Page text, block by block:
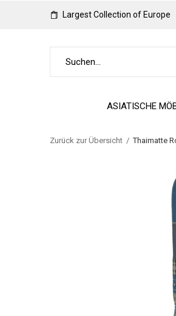
ASIATISCHE
Largest Collection of Europe
Zurück zur Übersicht Thaimatte